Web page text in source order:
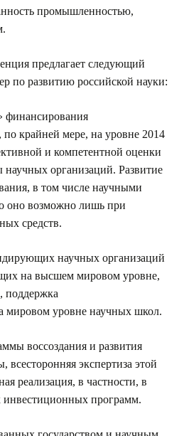
промышленностью,
предлагает следующий
по развитию российской науки:
финансирования
крайней мере, на уровне 2014
и компетентной оценки
научных организаций. Развитие
в том числе научными
оно возможно лишь при
средств.
научных организаций
на высшем мировом уровне,
поддержка
мировом уровне научных школ.
воссоздания и развития
всесторонняя экспертиза этой
реализация, в частности, в
инвестиционных программ.